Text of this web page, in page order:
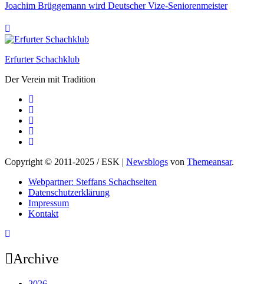
Joachim Brüggemann wird Deutscher Vize-Seniorenmeister
Erfurter Schachklub
Der Verein mit Tradition
Copyright © 2011-2025 / ESK Newsblogs von Themeansar.
Webpartner: Steffans Schachseiten
Datenschutzerklärung
Impressum
Kontakt
Archive